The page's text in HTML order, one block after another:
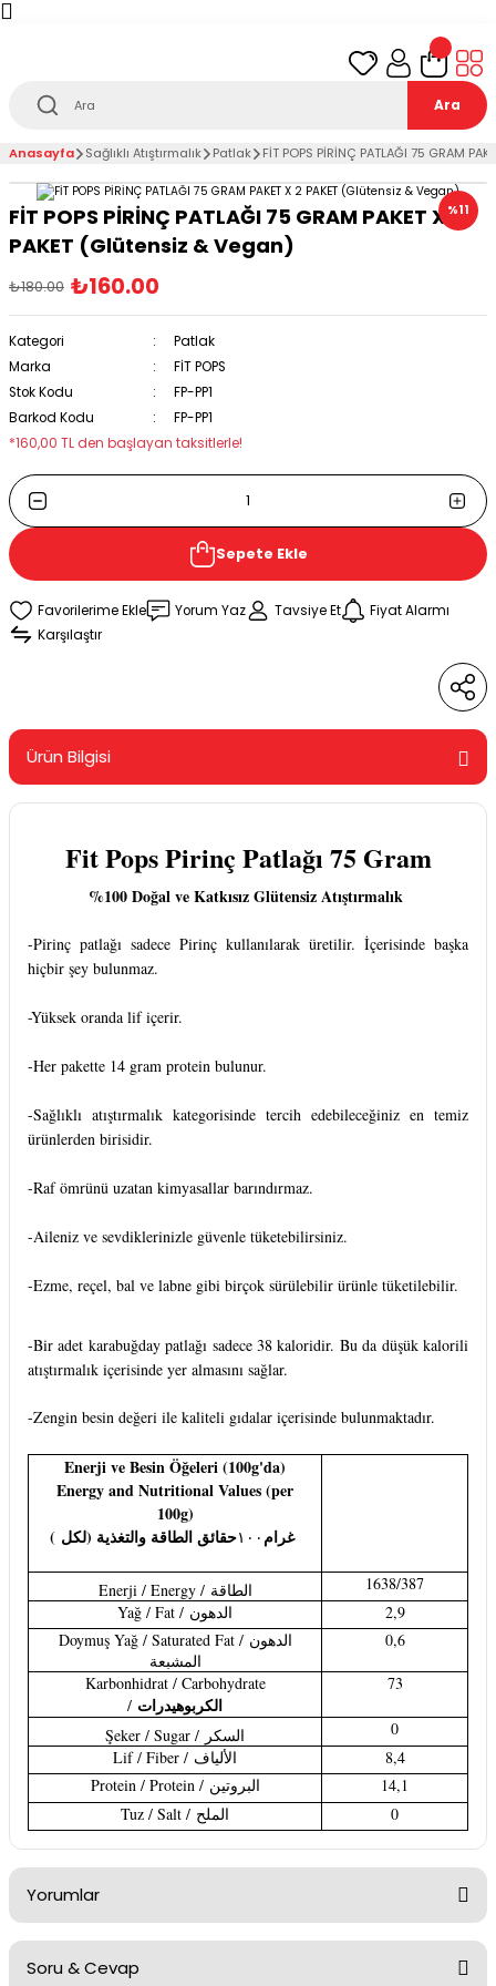
teslimat!
Ara
Anasayfa Sağlıklı Atıştırmalık Patlak FİT POPS PİRİNÇ PATLAĞI 75 GRAM
%11
FİT POPS PİRİNÇ PATLAĞI 75 GRAM PAKET X 2
PAKET (Glütensiz & Vegan)
₺180.00 ₺160.00
Kategori
Patlak
Marka
FİT POPS
Stok Kodu
FP-PP1
Barkod Kodu
FP-PP1
*160,00 TL den başlayan taksitlerle!
Sepete Ekle
Yorum Yaz Tavsiye Et
Fiyat Alarmı
Karşılaştır
Ürün Bilgisi
Fit Pops Pirinç Patlağı 75 Gram
%100 Doğal ve Katkısız Glütensiz Atıştırmalık
-Pirinç patlağı sadece Pirinç kullanılarak üretilir. İçerisinde başka
hiçbir şey bulunmaz.
-Yüksek oranda lif içerir.
-Her pakette 14 gram protein bulunur.
-Sağlıklı atıştırmalık kategorisinde tercih edebileceğiniz en temiz
ürünlerden birisidir.
-Raf ömrünü uzatan kimyasallar barındırmaz.
-Aileniz ve sevdiklerinizle güvenle tüketebilirsiniz.
-Ezme, reçel, bal ve labne gibi birçok sürülebilir ürünle tüketilebilir.
-Bir adet karabuğday patlağı sadece 38 kaloridir. Bu da düşük kalorili
atıştırmalık içerisinde yer almasını sağlar.
-Zengin besin değeri ile kaliteli gıdalar içerisinde bulunmaktadır.
Enerji ve Besin Öğeleri (100g'da)
Energy and Nutritional Values (per
100g)
( حقائق الطاقة والتغذية (لكل١٠٠ غرام
Enerji / Energy / الطاقة
1638/387
Yağ / Fat / الدهون
2,9
Doymuş Yağ / Saturated Fat / الدهون
المشبعة
0,6
Karbonhidrat / Carbohydrate
/ الكربوهيدرات
73
Şeker / Sugar / السكر
0
Lif / Fiber / الألياف
8,4
Protein / Protein / البروتين
14,1
Tuz / Salt / الملح 0
Yorumlar
Soru & Cevap